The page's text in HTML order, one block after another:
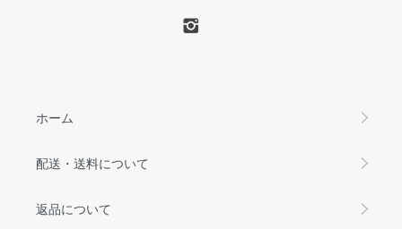
ホーム
配送・送料について
返品について